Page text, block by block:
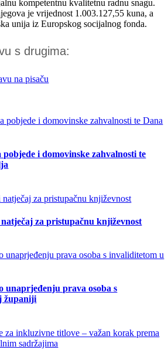
kompetentnu kvalitetnu radnu snagu.
je vrijednost 1.003.127,55 kuna, a
unija iz Europskog socijalnog fonda.
s drugima:
na pisaču
i domovinske zahvalnosti te
za pristupačnu književnost
unaprjeđenju prava osoba s
županiji